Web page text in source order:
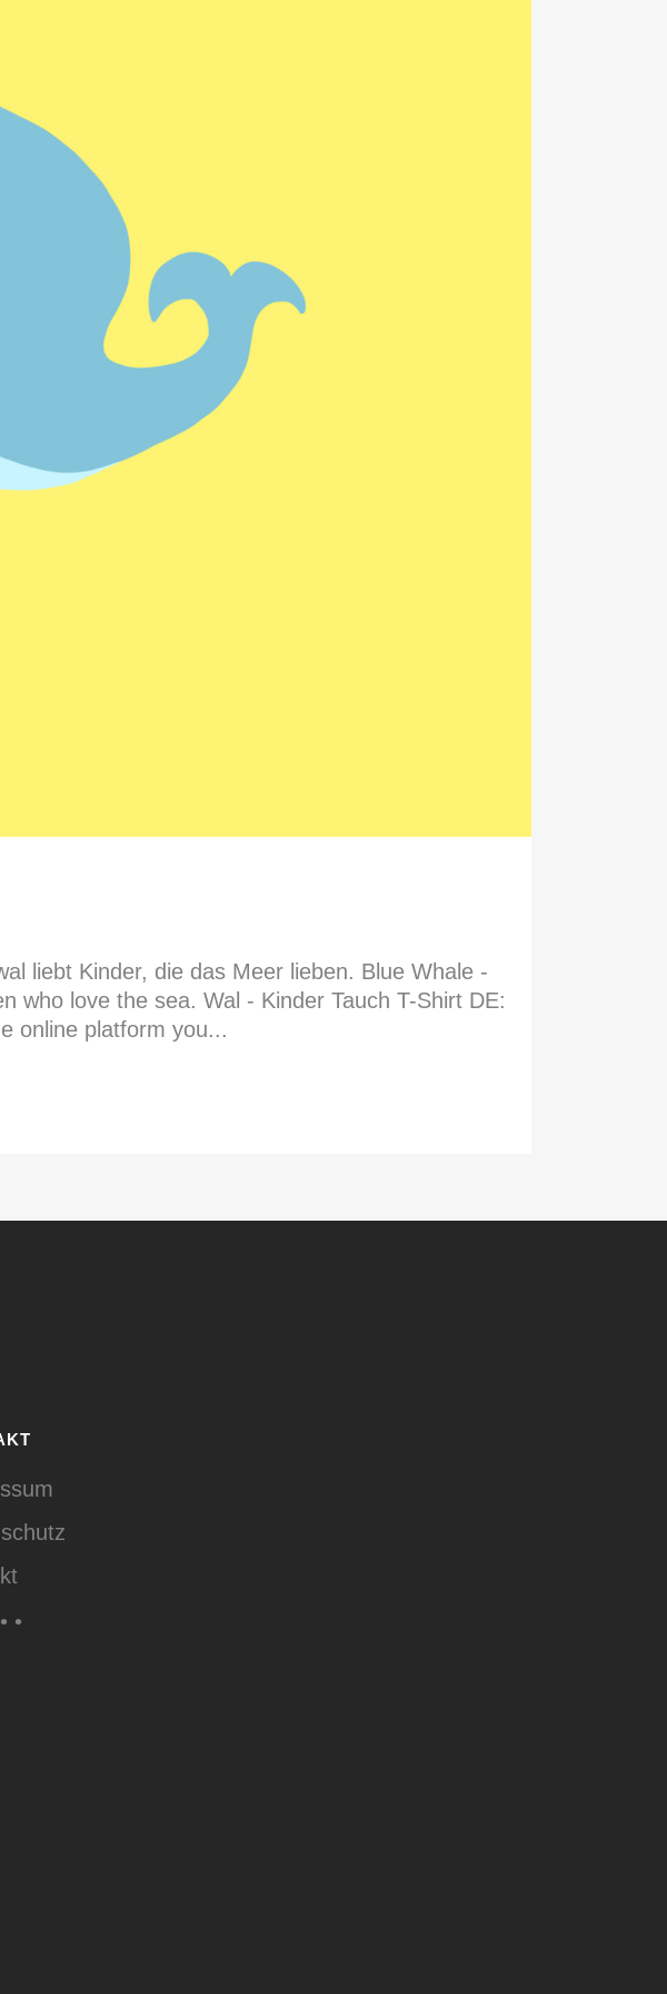
liebt Kinder, die das Meer lieben. Blue Whale -
who love the sea. Wal - Kinder Tauch T-Shirt DE:
online platform you...
•